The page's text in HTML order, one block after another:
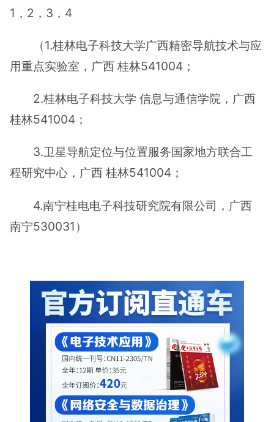
1，2，3，4
（1.桂林电子科技大学广西精密导航技术与应
用重点实验室，广西 桂林541004；
2.桂林电子科技大学 信息与通信学院，广西
桂林541004；
3.卫星导航定位与位置服务国家地方联合工
程研究中心，广西 桂林541004；
4.南宁桂电电子科技研究院有限公司，广西
南宁530031）